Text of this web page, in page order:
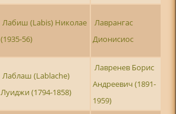
Лабиш (Labis) Николае
(1935-56)
Лаврангас
Дионисиос
Лаблаш (Lablache)
Луиджи (1794-1858)
Лавренев Борис
Андреевич (1891-
1959)